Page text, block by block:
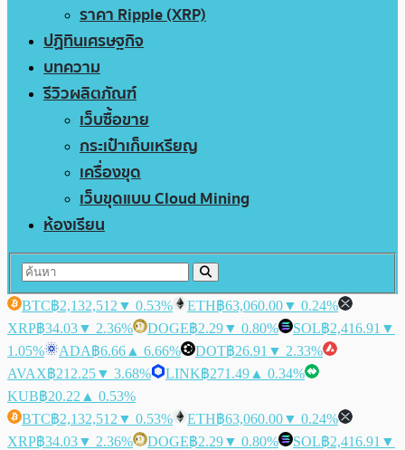
ราคา Ripple (XRP)
ปฏิทินเศรษฐกิจ
บทความ
รีวิวผลิตภัณฑ์
เว็บซื้อขาย
กระเป๋าเก็บเหรียญ
เครื่องขุด
เว็บขุดแบบ Cloud Mining
ห้องเรียน
BTC฿2,132,512 ▼ 0.53% ETH฿63,060.00▼ 0.24%
XRP฿34.03▼ 2.36% DOGE฿2.29▼ 0.80% SOL฿2,416.91 ▼
1.05%
ADA฿6.66 ▲ 6.66% DOT฿26.91 ▼ 2.33%
AVAX฿212.25▼ 3.68% LINK฿271.49 ▲ 0.34%
KUB฿20.22 ▲ 0.53%
BTC฿2,132,512 ▼ 0.53% ETH฿63,060.00▼ 0.24%
XRP฿34.03▼ 2.36% DOGE฿2.29▼ 0.80% SOL฿2,416.91 ▼